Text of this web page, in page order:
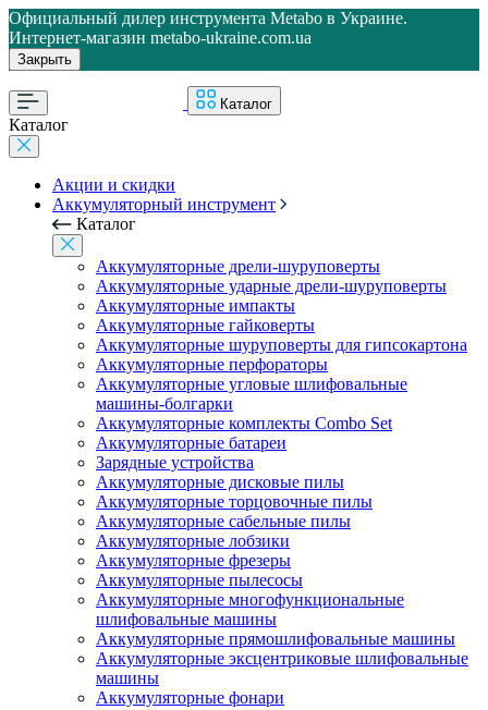
Официальный дилер инструмента Metabo в Украине.
Интернет-магазин metabo-ukraine.com.ua
Закрыть
Каталог
Каталог
Акции и скидки
Аккумуляторный инструмент
Каталог
Аккумуляторные дрели-шуруповерты
Аккумуляторные ударные дрели-шуруповерты
Аккумуляторные импакты
Аккумуляторные гайковерты
Аккумуляторные шуруповерты для гипсокартона
Аккумуляторные перфораторы
Аккумуляторные угловые шлифовальные
машины-болгарки
Аккумуляторные комплекты Combo Set
Аккумуляторные батареи
Зарядные устройства
Аккумуляторные дисковые пилы
Аккумуляторные торцовочные пилы
Аккумуляторные сабельные пилы
Аккумуляторные лобзики
Аккумуляторные фрезеры
Аккумуляторные пылесосы
Аккумуляторные многофункциональные
шлифовальные машины
Аккумуляторные прямошлифовальные машины
Аккумуляторные эксцентриковые шлифовальные
машины
Аккумуляторные фонари